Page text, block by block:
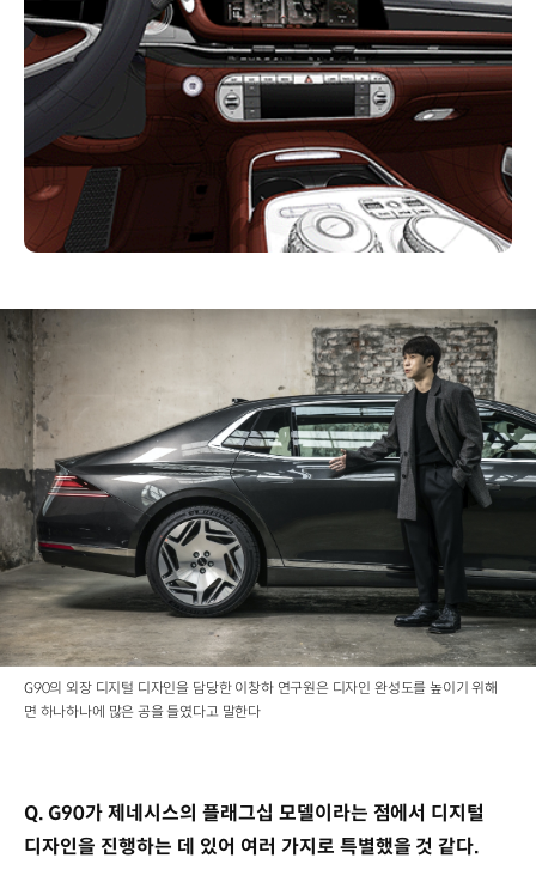
G90의 외장 디지털 디자인을 담당한 이창하 연구원은 디자인 완성도를 높이기 위해
면 하나하나에 많은 공을 들였다고 말한다
Q. G90가 제네시스의 플래그십 모델이라는 점에서 디지털
디자인을 진행하는 데 있어 여러 가지로 특별했을 것 같다.